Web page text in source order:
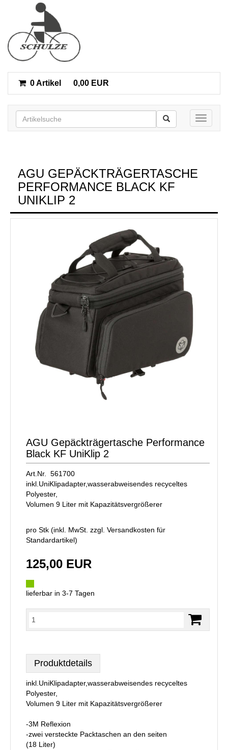
0 Artikel 0,00 EUR
Toggle
AGU GEPÄCKTRÄGERTASCHE
PERFORMANCE BLACK KF
UNIKLIP 2
AGU Gepäckträgertasche Performance
Black KF UniKlip 2
Art.Nr. 561700
inkl.UniKlipadapter,wasserabweisendes recyceltes
Polyester,
Volumen 9 Liter mit Kapazitätsvergrößerer
pro Stk (inkl. MwSt. zzgl. Versandkosten für
Standardartikel)
125,00 EUR
lieferbar in 3-7 Tagen
Produktdetails
inkl.UniKlipadapter,wasserabweisendes recyceltes
Polyester,
Volumen 9 Liter mit Kapazitätsvergrößerer
-3M Reflexion
-zwei versteckte Packtaschen an den seiten
(18 Liter)